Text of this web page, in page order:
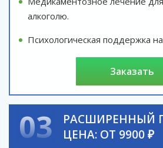
алкоголю.
Психологическая поддержка
заказать
03
РАСШИРЕННЫЙ
ЦЕНА: ОТ 9900 ₽